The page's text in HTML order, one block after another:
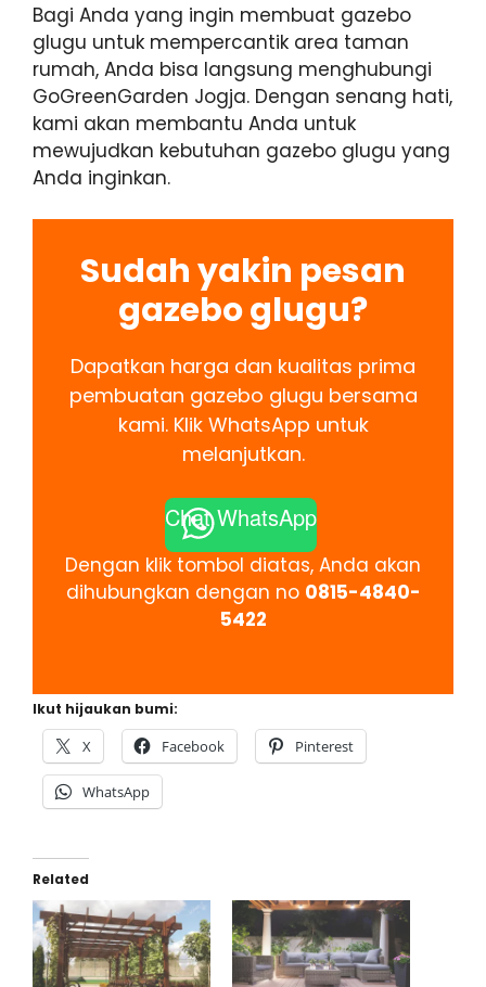
Bagi Anda yang ingin membuat gazebo
glugu untuk mempercantik area taman
rumah, Anda bisa langsung menghubungi
GoGreenGarden Jogja. Dengan senang hati,
kami akan membantu Anda untuk
mewujudkan kebutuhan gazebo glugu yang
Anda inginkan.
Sudah yakin pesan
gazebo glugu?
Dapatkan harga dan kualitas prima
pembuatan gazebo glugu bersama
kami. Klik WhatsApp untuk
melanjutkan.
Chat WhatsApp
Dengan klik tombol diatas, Anda akan
dihubungkan dengan no 0815-4840-
5422
Ikut hijaukan bumi:
X Facebook Pinterest
WhatsApp
Related